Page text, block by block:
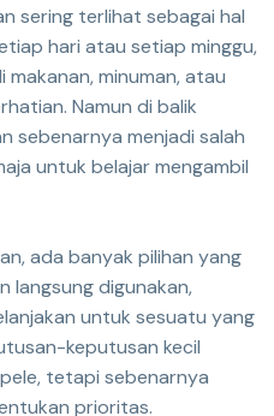
sering terlihat sebagai hal
hari atau setiap minggu,
minuman, atau
Namun di balik
sebenarnya menjadi salah
untuk belajar mengambil
ada banyak pilihan yang
langsung digunakan,
untuk sesuatu yang
keputusan kecil
tetapi sebenarnya
prioritas.